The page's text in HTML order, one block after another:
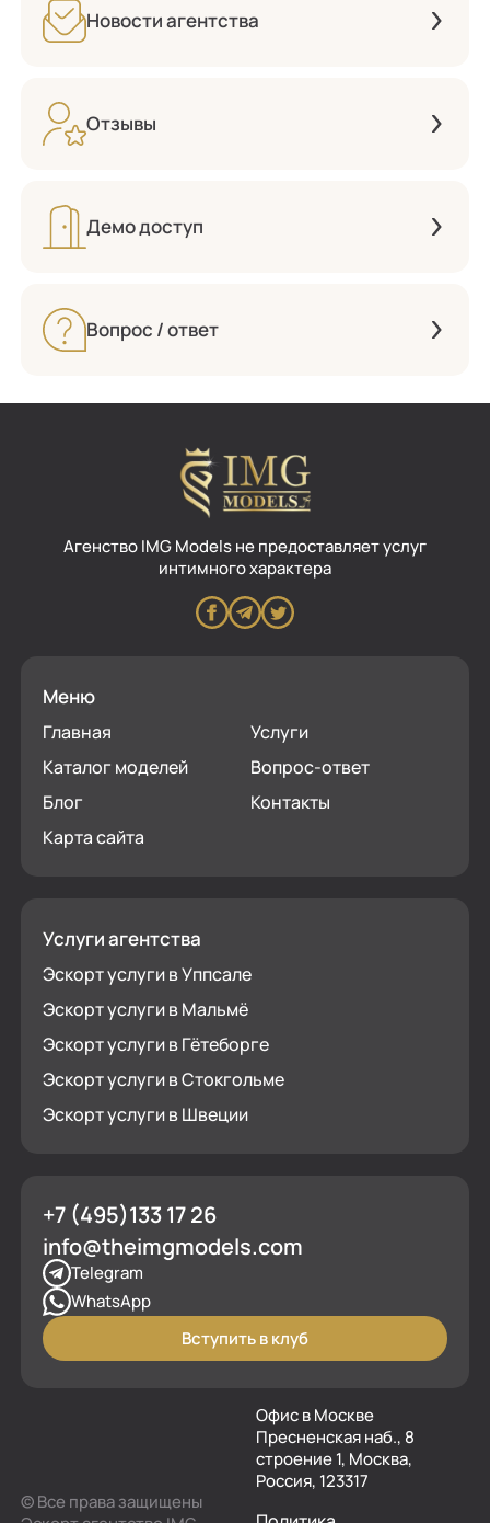
Новости агентства
Отзывы
Демо доступ
Вопрос / ответ
Aгенство IMG Models не предоставляет услуг
интимного характера
Меню
Главная
Услуги
Каталог моделей
Вопрос-ответ
Блог
Контакты
Карта сайта
Услуги агентства
Эскорт услуги в Уппсале
Эскорт услуги в Мальмё
Эскорт услуги в Гётеборге
Эскорт услуги в Стокгольме
Эскорт услуги в Швеции
+7 (495)133 17 26
info@theimgmodels.com
Telegram
WhatsApp
Вступить в клуб
© Все права защищены
Офис в Москве
Пресненская наб., 8
строение 1, Москва,
Россия, 123317